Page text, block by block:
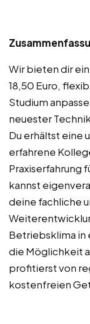
Wir bieten dir
18,50 Euro,
Studium
neuester
Du erhältst eine
erfahrene
Praxiserfahrung
kannst
deine fachliche
Betriebsklima in
die Möglichkeit
profitierst von
kostenfreien